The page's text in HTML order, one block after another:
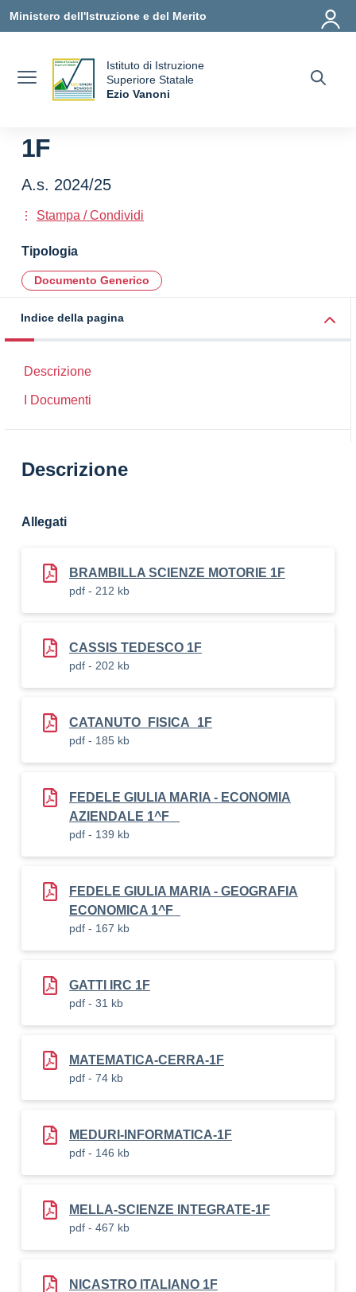
Ministero dell'Istruzione e del Merito
Istituto di Istruzione
Superiore Statale
Ezio Vanoni
1F
A.s. 2024/25
Stampa / Condividi
Tipologia
Documento Generico
Indice della pagina
Descrizione
I Documenti
Descrizione
Allegati
BRAMBILLA SCIENZE MOTORIE 1F
pdf - 212 kb
CASSIS TEDESCO 1F
pdf - 202 kb
CATANUTO_FISICA_1F
pdf - 185 kb
FEDELE GIULIA MARIA - ECONOMIA
AZIENDALE 1^F _
pdf - 139 kb
FEDELE GIULIA MARIA - GEOGRAFIA
ECONOMICA 1^F_
pdf - 167 kb
GATTI IRC 1F
pdf - 31 kb
MATEMATICA-CERRA-1F
pdf - 74 kb
MEDURI-INFORMATICA-1F
pdf - 146 kb
MELLA-SCIENZE INTEGRATE-1F
pdf - 467 kb
NICASTRO ITALIANO 1F